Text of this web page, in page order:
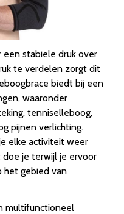
stabiele druk over
te verdelen zorgt dit
biedt bij een
waaronder
tenniselleboog,
pijnen verlichting.
elke activiteit weer
je terwijl je ervoor
het gebied van
multifunctioneel